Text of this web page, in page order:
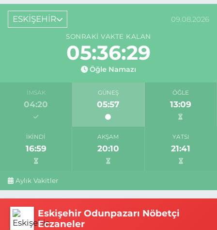
ESKİŞEHİR 09.08.2026
SONRAKI VAKTE KALAN
05:36:29
Öğle Namazı
İMSAK
04:20
GÜNEŞ
05:57
ÖĞLE
13:09
İKINDI
16:59
AKŞAM
20:10
YATSI
21:41
Aylık Vakitler
Eskişehir Odunpazarı Nöbetçi
Eczaneler